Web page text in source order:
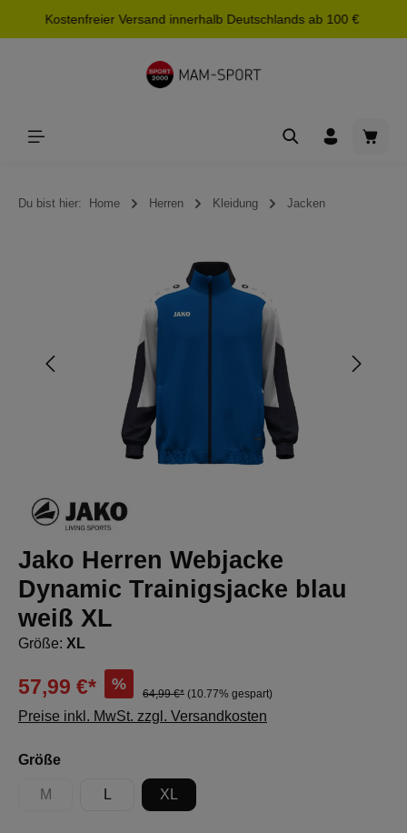
springen
Kostenfreier Versand innerhalb Deutschlands ab 100 €
Du bist hier: Home Herren Kleidung Jacken
Jako Herren Webjacke
Dynamic Trainigsjacke blau
weiß XL
Größe: XL
57,99 €* %
64,99 €* (10.77% gespart)
Preise inkl. MwSt. zzgl. Versandkosten
Größeauswählen
M
(Diese Option ist zurzeit nicht verfügbar.)
L XL